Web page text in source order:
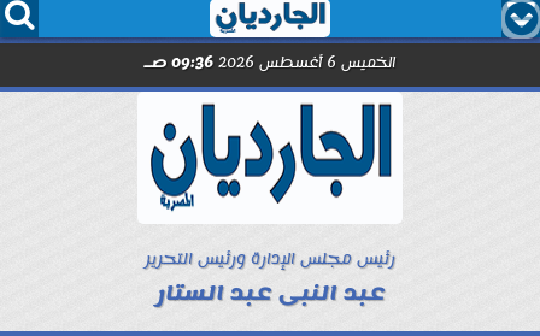
  
الخميس 6 أغسطس 2026 09:36 صـ
رئيس مجلس الإدارة ورئيس التحرير
عبد النبى عبد الستار